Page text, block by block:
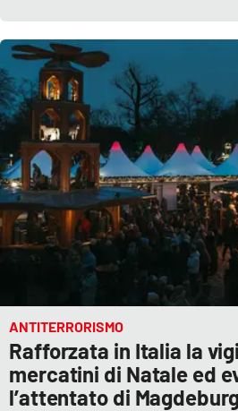
ANTITERRORISMO
Rafforzata in Italia la
mercatini di Natale ed
l’attentato di